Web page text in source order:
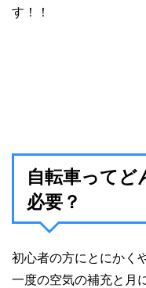
す！！
自転車って
必要？
初心者の方にとにかく
一度の空気の補充と月